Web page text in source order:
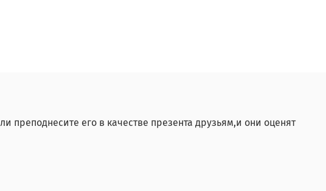
его в качестве презента друзьям,и они оценят